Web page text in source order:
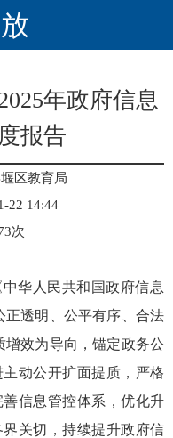
年政府信息
报告
区教育局
22 14:44
次
华人民共和国政府信息
正透明、公平有序、合法
增效为导向，锚定政务公
动公开扩面提质，严格
信息管控体系，优化升
关切，持续提升政府信